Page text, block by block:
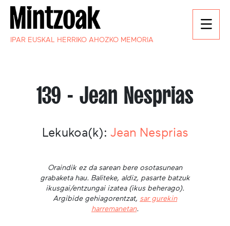
IPAR EUSKAL HERRIKO AHOZKO MEMORIA
139 - Jean Nesprias
Lekukoa(k): Jean Nesprias
Oraindik ez da sarean bere osotasunean
grabaketa hau. Baliteke, aldiz, pasarte batzuk
ikusgai/entzungai izatea (ikus beherago).
Argibide gehiagorentzat, sar gurekin
harremanetan.